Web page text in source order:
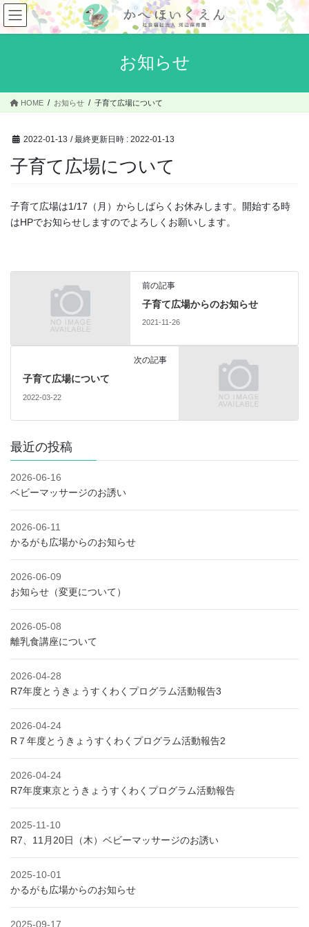
コ
ン
テ
ス
ナ
ビ
ゲ
ン
お知らせ
HOME お知らせ 子育て広場について
2022-01-13 / 最終更新日時 : 2022-01-13
子育て広場について
子育て広場は1/17（月）からしばらくお休みします。開始する時
はHPでお知らせしますのでよろしくお願いします。
前の記事
子育て広場からのお知らせ
2021-11-26
次の記事
子育て広場について
2022-03-22
最近の投稿
2026-06-16
ベビーマッサージのお誘い
2026-06-11
かるがも広場からのお知らせ
2026-06-09
お知らせ（変更について）
2026-05-08
離乳食講座について
2026-04-28
R7年度とうきょうすくわくプログラム活動報告3
2026-04-24
R７年度とうきょうすくわくプログラム活動報告2
2026-04-24
R7年度東京とうきょうすくわくプログラム活動報告
2025-11-10
R7、11月20日（木）ベビーマッサージのお誘い
2025-10-01
かるがも広場からのお知らせ
2025-09-17